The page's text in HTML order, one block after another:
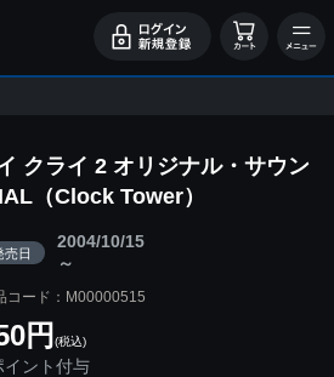
クライ 2 オリジナル・サウン
（Clock Tower）
売日
2004/10/15
～
コード：M00000515
円 (税込)
イント付与